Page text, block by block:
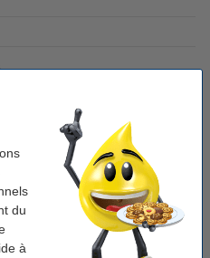
du
à
PEHD 20 litres (50
les mains Eco Soft Aloe